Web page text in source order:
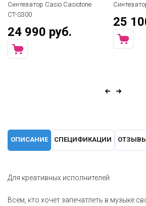
Синтезатор Casio Casiotone
CT-S300
24 990 руб.
25
ОПИСАНИЕ СПЕЦИФИКАЦИИ
Для креативных исполнителей
Всем, кто хочет запечатлеть в музыке